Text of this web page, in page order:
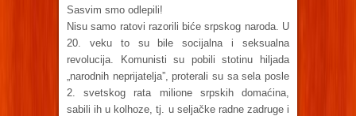
Sasvim smo odlepili!
Nisu samo ratovi razorili biće srpskog naroda. U
20. veku to su bile socijalna i seksualna
revolucija. Komunisti su pobili stotinu hiljada
„narodnih neprijatelja”, proterali su sa sela posle
2. svetskog rata milione srpskih domaćina,
sabili ih u kolhoze, tj. u seljačke radne zadruge i